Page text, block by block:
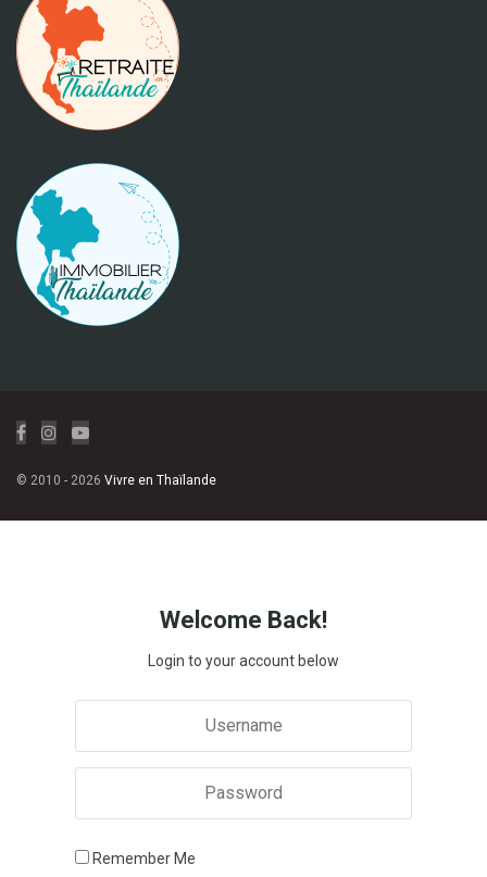
© 2010 - 2026 Vivre en Thaïlande
Welcome Back!
Login to your account below
Remember Me